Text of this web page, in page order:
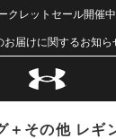
クレットセール開催
お届けに関するお知ら
＋その他 レギ